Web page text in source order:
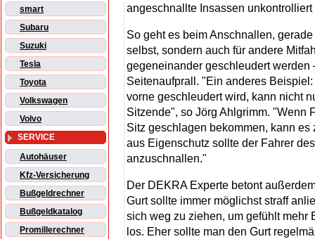
smart
Subaru
Suzuki
Tesla
Toyota
Volkswagen
Volvo
SERVICE
Autohäuser
Kfz-Versicherung
Bußgeldrechner
Bußgeldkatalog
Promillerechner
angeschnallte Insassen
So geht es beim Anschnallen,
selbst, sondern auch für andere
gegeneinander geschleudert
Seitenaufprall. "Ein anderes
vorne geschleudert wird, kann nicht
Sitzende", so Jörg Ahlgrimm. "Wenn
Sitz geschlagen bekommen, kann
aus Eigenschutz sollte der Fahrer
anzuschnallen."
Der DEKRA Experte betont
Gurt sollte immer möglichst straff
sich weg zu ziehen, um gefühlt mehr
los. Eher sollte man den Gurt